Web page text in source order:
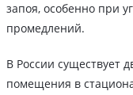
запоя, особенно при
промедлений.
В России существует
помещения в